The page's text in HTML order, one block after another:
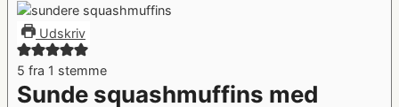
Udskriv
5 fra 1 stemme
Sunde squashmuffins med